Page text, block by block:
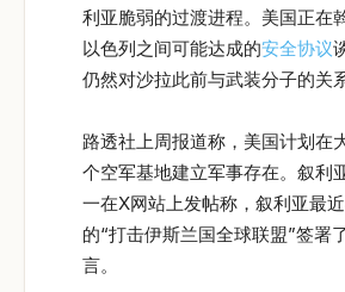
利亚脆弱的过渡进程。美国正在
以色列之间可能达成的安全协议
仍然对沙拉此前与武装分子的关
路透社上周报道称，美国计划在
个空军基地建立军事存在。叙利
一在X网站上发帖称，叙利亚最
的“打击伊斯兰国全球联盟”签署
言。